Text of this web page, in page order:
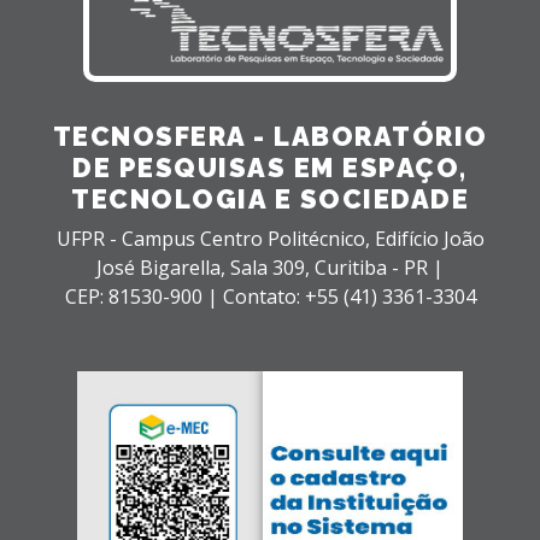
TECNOSFERA - LABORATÓRIO
DE PESQUISAS EM ESPAÇO,
TECNOLOGIA E SOCIEDADE
UFPR - Campus Centro Politécnico, Edifício João
José Bigarella, Sala 309, Curitiba - PR |
CEP: 81530-900 | Contato: +55 (41) 3361-3304